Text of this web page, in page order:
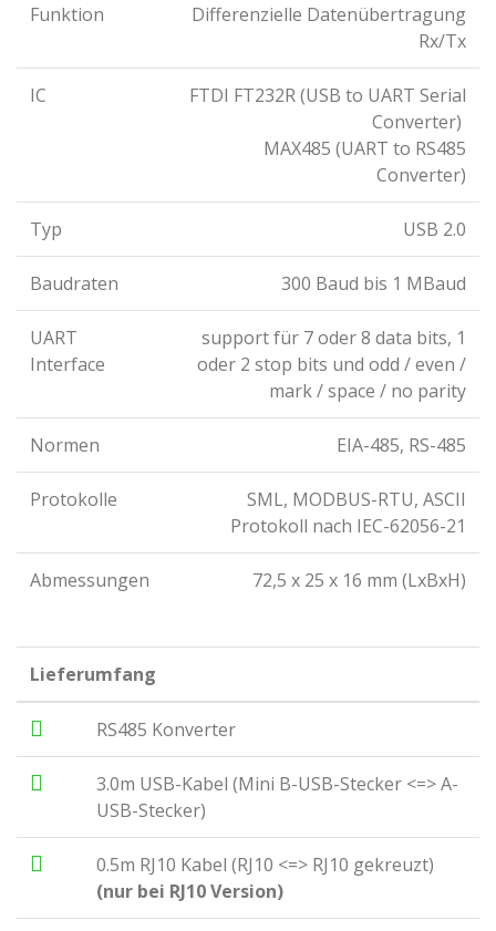
Funktion
Differenzielle Datenübertragung
Rx/Tx
IC
FTDI FT232R (USB to UART Serial
Converter)
MAX485 (UART to RS485
Converter)
Typ USB 2.0
Baudraten 300 Baud bis 1 MBaud
UART
Interface
support für 7 oder 8 data bits, 1
oder 2 stop bits und odd / even /
mark / space / no parity
Normen EIA-485, RS-485
Protokolle
SML, MODBUS-RTU, ASCII
Protokoll nach IEC-62056-21
Abmessungen 72,5 x 25 x 16 mm (LxBxH)
Lieferumfang
RS485 Konverter
3.0m USB-Kabel (Mini B-USB-Stecker <=> A-
USB-Stecker)
0.5m RJ10 Kabel (RJ10 <=> RJ10 gekreuzt)
(nur bei RJ10 Version)